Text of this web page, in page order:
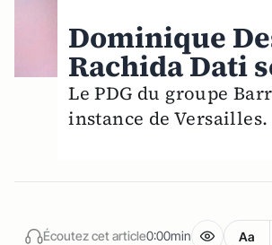
Dominique
Rachida Dati
Le PDG du groupe
instance de Versailles.
Écoutez cet article0:00min Aa